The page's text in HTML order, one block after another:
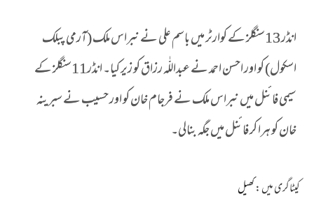
انڈر 13سنگلز کے کوارٹر میں باسم علی نے نبراس ملک (آرمی پبلک
اسکول) کو اور احسن احمد نے عبداللّٰہ رزاق کو زیر کیا۔ انڈر11سنگلز کے
سیمی فائنل میں نبراس ملک نے فرجام خان کو اور حسیب نے سبرینہ
خان کو ہرا کر فائنل میں جگہ بنالی۔
کیٹاگری میں :کھیل